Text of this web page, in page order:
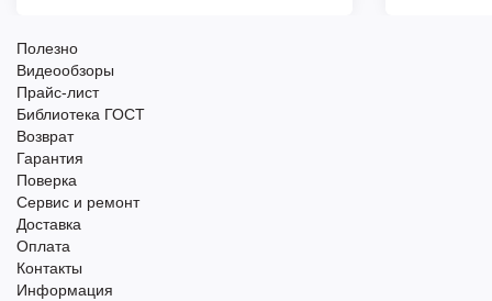
Полезно
Видеообзоры
Прайс-лист
Библиотека ГОСТ
Возврат
Гарантия
Поверка
Сервис и ремонт
Доставка
Оплата
Контакты
Информация